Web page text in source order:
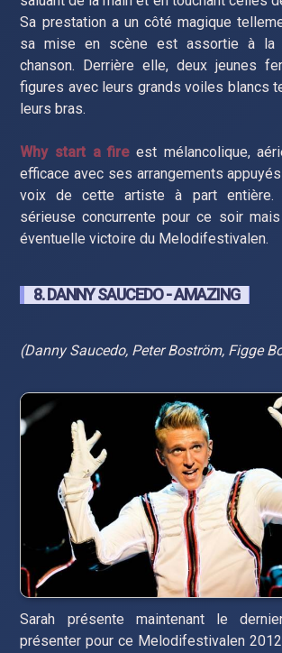
Sa prestation a un côté magique
sa mise en scène est assortie à la
chanson. Derrière elle, deux jeunes
figures avec leurs grands voiles blancs
leurs bras.
Why start a fireest mélancolique,
efficace avec ses arrangements
voix de cette artiste à part entière.
sérieuse concurrente pour ce soir
éventuelle victoire du Melodifestivalen.
8. DANNY SAUCEDO - AMAZING
(Danny Saucedo, Peter Boström, Figge
Sarah présente maintenant le
présenter pour ce Melodifestivalen